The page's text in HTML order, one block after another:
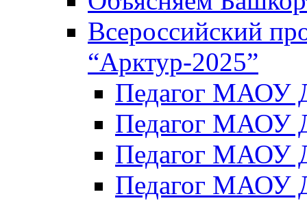
Всероссийский
“Арктур-2025”
Педагог МАОУ
Педагог МАОУ
Педагог МАОУ
Педагог МАОУ